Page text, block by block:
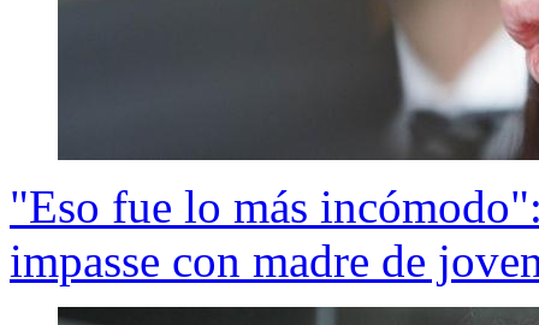
"Eso fue lo más
impasse con madre de